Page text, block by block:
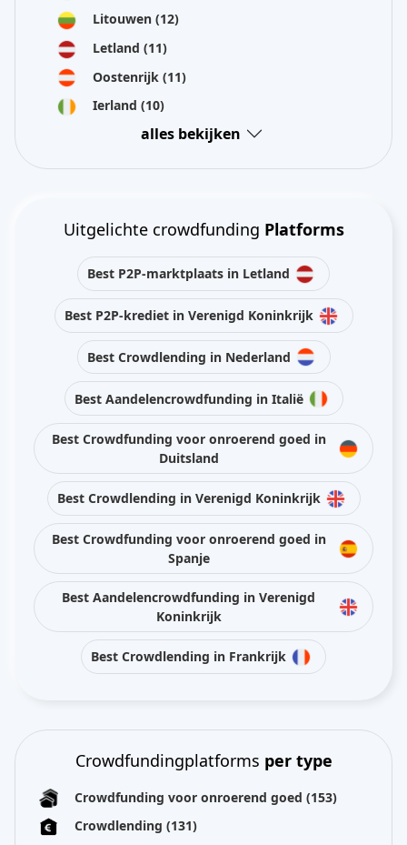
Litouwen (12)
Letland (11)
Oostenrijk (11)
Ierland (10)
alles bekijken
Uitgelichte crowdfunding Platforms
Best P2P-marktplaats in Letland
Best P2P-krediet in Verenigd Koninkrijk
Best Crowdlending in Nederland
Best Aandelencrowdfunding in Italië
Best Crowdfunding voor onroerend goed in
Duitsland
Best Crowdlending in Verenigd Koninkrijk
Best Crowdfunding voor onroerend goed in
Spanje
Best Aandelencrowdfunding in Verenigd
Koninkrijk
Best Crowdlending in Frankrijk
Crowdfundingplatforms per type
Crowdfunding voor onroerend goed (153)
Crowdlending (131)